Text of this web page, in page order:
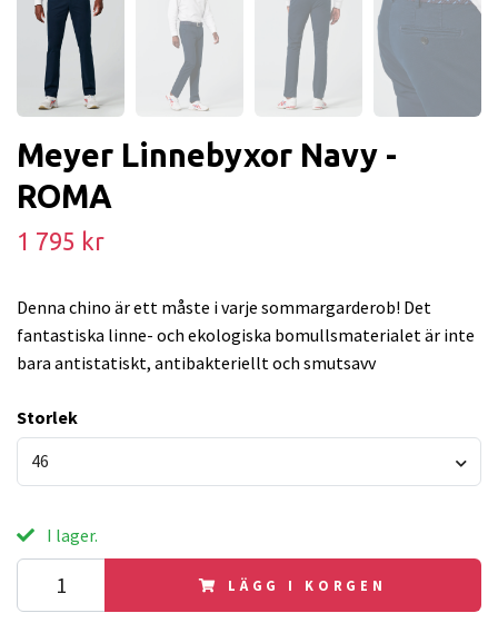
Meyer Linnebyxor Navy -
ROMA
1 795 kr
Denna chino är ett måste i varje sommargarderob! Det
fantastiska linne- och ekologiska bomullsmaterialet är inte
bara antistatiskt, antibakteriellt och smutsavv
Storlek
46
I lager.
LÄGG I KORGEN